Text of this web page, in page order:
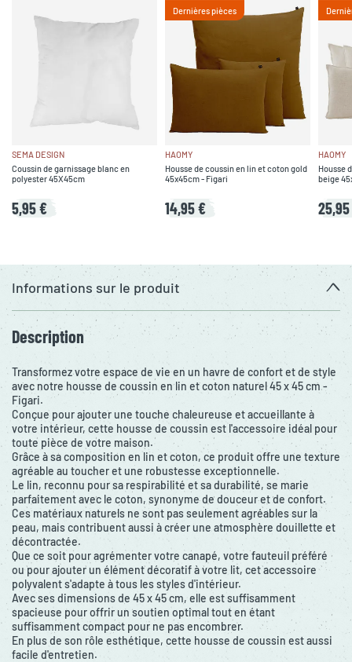
SEMA DESIGN
Coussin de garnissage blanc en
polyester 45X45cm
5,95 €
Dernières pièces
HAOMY
Housse de coussin en lin et coton gold
45x45cm - Figari
14,95 €
HAOMY
Housse
beige
Informations sur le produit
Description
Transformez votre espace de vie en un havre de confort et de style
avec notre housse de coussin en lin et coton naturel 45 x 45 cm -
Figari.
Conçue pour ajouter une touche chaleureuse et accueillante à
votre intérieur, cette housse de coussin est l'accessoire idéal pour
toute pièce de votre maison.
Grâce à sa composition en lin et coton, ce produit offre une texture
agréable au toucher et une robustesse exceptionnelle.
Le lin, reconnu pour sa respirabilité et sa durabilité, se marie
parfaitement avec le coton, synonyme de douceur et de confort.
Ces matériaux naturels ne sont pas seulement agréables sur la
peau, mais contribuent aussi à créer une atmosphère douillette et
décontractée.
Que ce soit pour agrémenter votre canapé, votre fauteuil préféré
ou pour ajouter un élément décoratif à votre lit, cet accessoire
polyvalent s'adapte à tous les styles d'intérieur.
Avec ses dimensions de 45 x 45 cm, elle est suffisamment
spacieuse pour offrir un soutien optimal tout en étant
suffisamment compact pour ne pas encombrer.
En plus de son rôle esthétique, cette housse de coussin est aussi
facile d'entretien.